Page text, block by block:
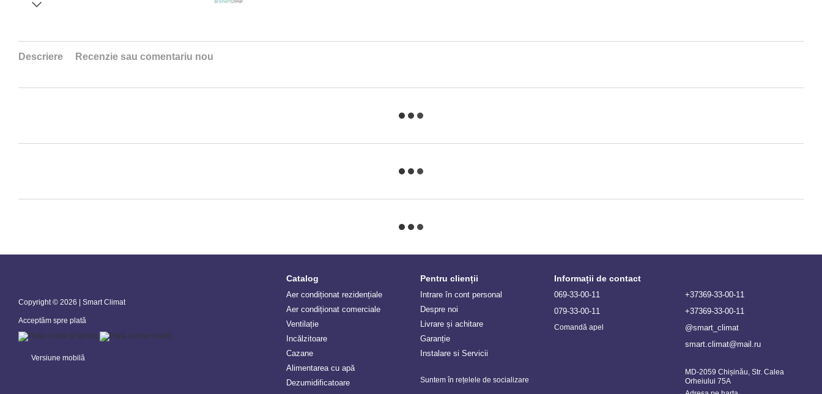
Descriere Recenzie sau comentariu nou
Copyright © 2026 | Smart Climat
Acceptăm spre plată
Versiune mobilă
Catalog
Aer condiționat rezidențiale
Aer condiționat comerciale
Ventilație
Incălzitoare
Сazane
Alimentarea cu apă
Dezumidificatoare
Pentru clienții
Intrare în cont personal
Despre noi
Livrare și achitare
Garanție
Instalare si Servicii
Suntem în rețelele de socializare
Informații de contact
069-33-00-11
079-33-00-11
Comandă apel
+37369-33-00-11
+37369-33-00-11
@smart_climat
smart.climat@mail.ru
MD-2059 Chișinău, Str. Calea
Orheiului 75A